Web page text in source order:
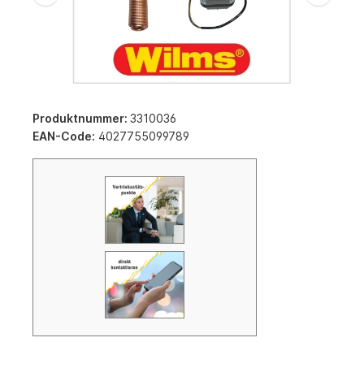
Produktnummer: 3310036
EAN-Code: 4027755099789